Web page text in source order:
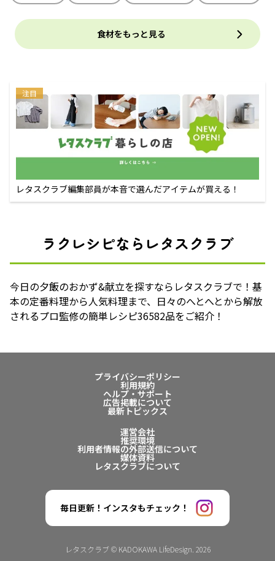
食材をもっと見る
注目
レタスクラブ編集部員が本音で選んだアイテムが買える！
ラクレシピならレタスクラブ
今日の夕飯のおかず&献立を探すならレタスクラブで！基
本の定番料理から人気料理まで、日々のへとへとから解放
されるプロ監修の簡単レシピ36582品をご紹介！
プライバシーポリシー
利用規約
ヘルプ・サポート
広告掲載について
最新トピックス
運営会社
推奨環境
利用者情報の外部送信について
媒体資料
レタスクラブについて
毎日更新！インスタもチェック！
レタスクラブ © KADOKAWA LifeDesign. 2026